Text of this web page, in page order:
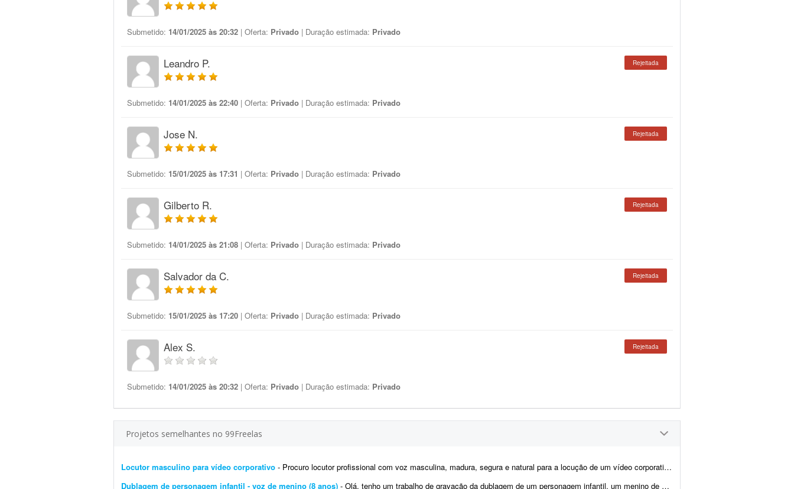
Submetido: 14/01/2025 às 20:32 | Oferta: Privado | Duração estimada: Privado
Leandro P. Rejeitada
Submetido: 14/01/2025 às 22:40 | Oferta: Privado | Duração estimada: Privado
Jose N. Rejeitada
Submetido: 15/01/2025 às 17:31 | Oferta: Privado | Duração estimada: Privado
Gilberto R. Rejeitada
Submetido: 14/01/2025 às 21:08 | Oferta: Privado | Duração estimada: Privado
Salvador da C. Rejeitada
Submetido: 15/01/2025 às 17:20 | Oferta: Privado | Duração estimada: Privado
Alex S. Rejeitada
Submetido: 14/01/2025 às 20:32 | Oferta: Privado | Duração estimada: Privado
Projetos semelhantes no 99Freelas
Locutor masculino para vídeo corporativo - Procuro locutor profissional com voz masculina, madura, segura e natural para a locução de um vídeo corporativo de aproximadamente 7 a 10 minutos. O roteiro será fornec...
Dublagem de personagem infantil - voz de menino (8 anos) - Olá, tenho um trabalho de gravação da dublagem de um personagem infantil, um menino de aproximadamente 8 anos de idade. Seriam 14 roteiros (os roteiros estão no arquivo ...